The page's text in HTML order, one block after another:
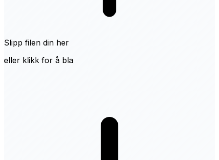
Slipp filen din her
eller klikk for å bla